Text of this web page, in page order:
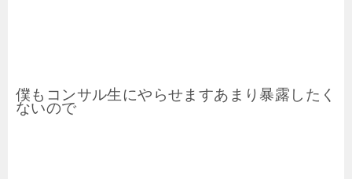
僕もコンサル生にやらせますあまり暴露したく
ないので